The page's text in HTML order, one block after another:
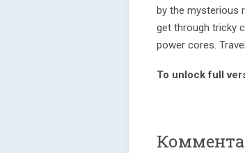
by the mysterious
get through tricky
power cores.
To unlock full